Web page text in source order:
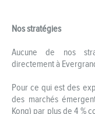
Nos stratégies
Aucune de nos
directement à
Pour ce qui est des
des marchés
Kong) par plus de 4 %